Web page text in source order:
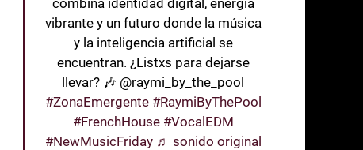
vibrante y un futuro donde la música
y la inteligencia artificial se
encuentran. ¿Listxs para dejarse
llevar? 🎶 @raymi_by_the_pool
#ZonaEmergente #RaymiByThePool
#FrenchHouse #VocalEDM
#NewMusicFriday ♬ sonido original